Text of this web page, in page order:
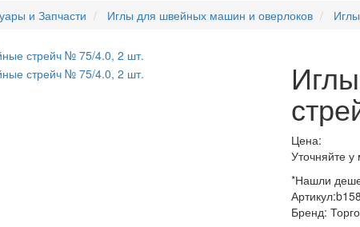
и Запчасти Иглы для швейных машин и оверлоков
Цена:
Уточняйте
*Нашли
Артикул:
Бренд: